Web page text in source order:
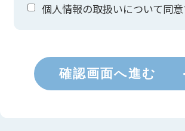
個人情報の取扱いについて同
確認画面へ進む